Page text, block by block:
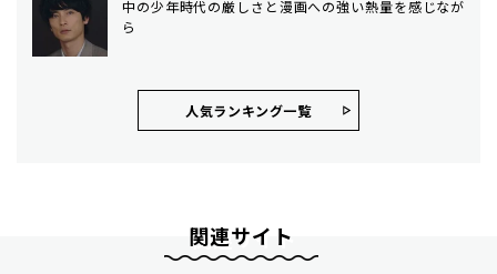
中の少年時代の厳しさと漫画への強い熱量を感じなが
ら
人気ランキング⼀覧
関連サイト